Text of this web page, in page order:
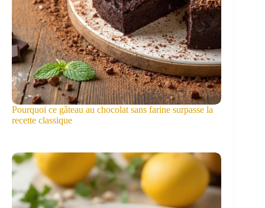
Pourquoi ce gâteau au chocolat sans farine surpasse la
recette classique